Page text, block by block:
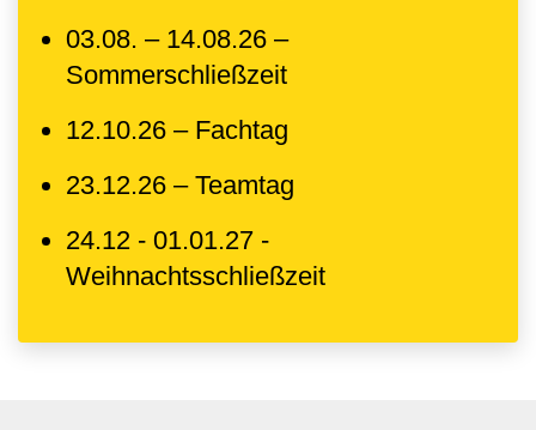
03.08. – 14.08.26 –
Sommerschließzeit
12.10.26 – Fachtag
23.12.26 – Teamtag
24.12 - 01.01.27 -
Weihnachtsschließzeit